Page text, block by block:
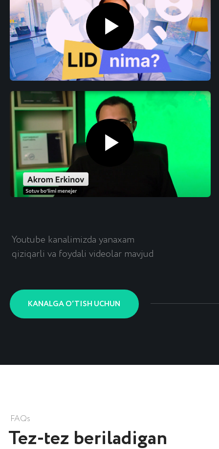
XIZMATLAR
Mijozlarimiz
Sertifikatlar
Kompaniya haqida
Toshkentda amoCRM joriy qilish
O‘zbekistonda amoCRM uchun
hamrohlik
O‘zbekistonda MoySklad joriy qilish
Toshkentda amoCRM vidjetlari
TaskFlow joriy qilish
O‘zbekistonda Bitrix24 joriy qilish
SIPUNI joriy qilish
Roistat joriy qilish
Saytlarni yaratish
Flatris joriy qilish
OnlinePBX joriy qilish
Sotuv bo‘limini tashkil qilish
Google reklamalari
SEO targ‘iboti
Bitriks24 litsenziyasi
Roistat litsenziyasi
amoCRM litsenziyasi